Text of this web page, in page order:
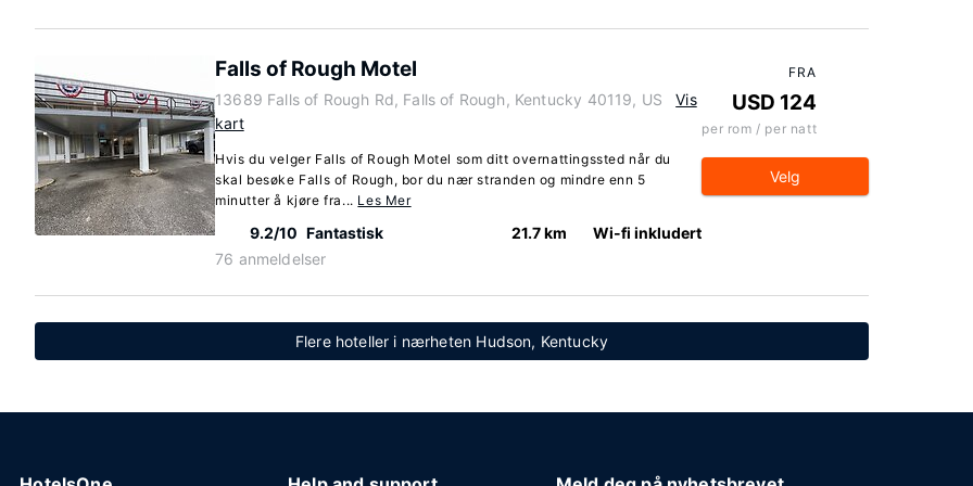
Falls of Rough Motel
13689 Falls of Rough Rd, Falls of Rough, Kentucky 40119, US
Vis
kart
Hvis du velger Falls of Rough Motel som ditt overnattingssted når du
skal besøke Falls of Rough, bor du nær stranden og mindre enn 5
minutter å kjøre fra... Les Mer
9.2/10 Fantastisk
76 anmeldelser
21.7 km Wi-fi inkludert
FRA
USD 124
per rom / per natt
Velg
Flere hoteller i nærheten Hudson, Kentucky